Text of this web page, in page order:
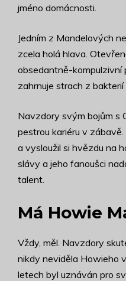
jméno domácnosti.
Jedním z Mandelových
zcela holá hlava.
obsedantně-kompulzivní
zahrnuje strach z
Navzdory svým bojům s
pestrou kariéru v
a vysloužil si hvězdu na
slávy a jeho fanoušci
talent.
Má Howie
Vždy, měl. Navzdory
nikdy neviděla Howieho
letech byl uznáván pro